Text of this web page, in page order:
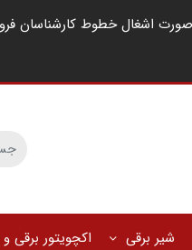
شیر برقی اکچویتور برقی